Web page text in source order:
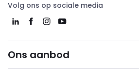
Volg ons op sociale media
Ons aanbod